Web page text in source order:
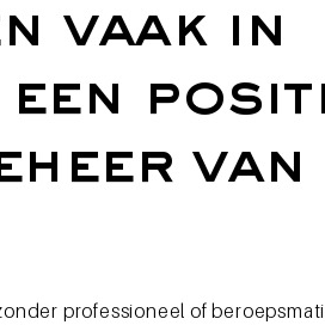
vaak in
van
professioneel of